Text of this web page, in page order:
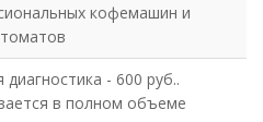
кофемашин и
диагностика - 600 руб..
в полном объеме